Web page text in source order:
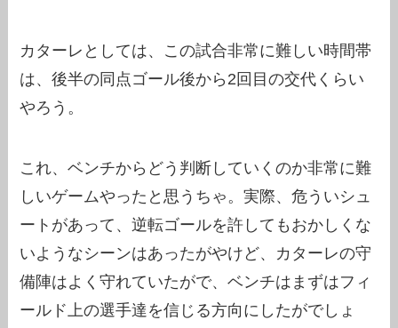
カターレとしては、この試合非常に難しい時間帯
は、後半の同点ゴール後から2回目の交代くらい
やろう。
これ、ベンチからどう判断していくのか非常に難
しいゲームやったと思うちゃ。実際、危ういシュ
ートがあって、逆転ゴールを許してもおかしくな
いようなシーンはあったがやけど、カターレの守
備陣はよく守れていたがで、ベンチはまずはフィ
ールド上の選手達を信じる方向にしたがでしょ